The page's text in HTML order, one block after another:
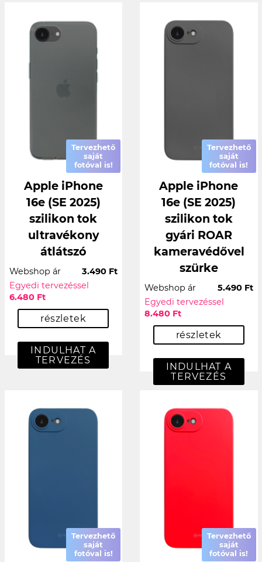
Tervezhető
saját
fotóval is!
Apple iPhone
16e (SE 2025)
szilikon tok
ultravékony
átlátszó
Webshop ár
3.490 Ft
Egyedi tervezéssel
6.480 Ft
részletek
INDULHAT A
TERVEZÉS
Tervezhető
saját
fotóval is!
Apple iPhone
16e (SE 2025)
szilikon tok
gyári ROAR
kameravédővel
szürke
Webshop ár
5.490 Ft
Egyedi tervezéssel
8.480 Ft
részletek
INDULHAT A
TERVEZÉS
Tervezhető
saját
fotóval is!
Tervezhető
saját
fotóval is!